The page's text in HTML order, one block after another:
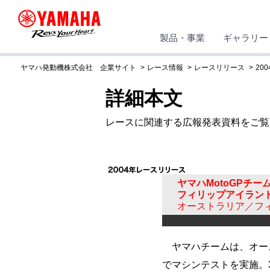
製品・事業 ギャラリー
ヤマハ発動機株式会社 企業サイト レース情報 レースリリース
詳細本文
レースに関連する広報発表資料をご
ヤマハMotoGPチー
フィリップアイラン
オーストラリア／フ
ヤマハチームは、オー
でマシンテストを実施